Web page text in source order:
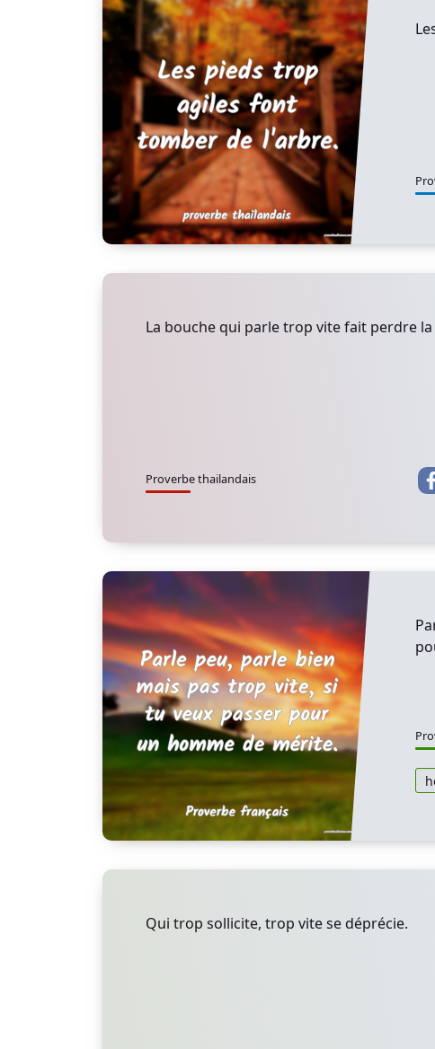
La bouche qui parle trop vite fait perdre
Proverbe thailandais
Qui trop sollicite, trop vite se déprécie.